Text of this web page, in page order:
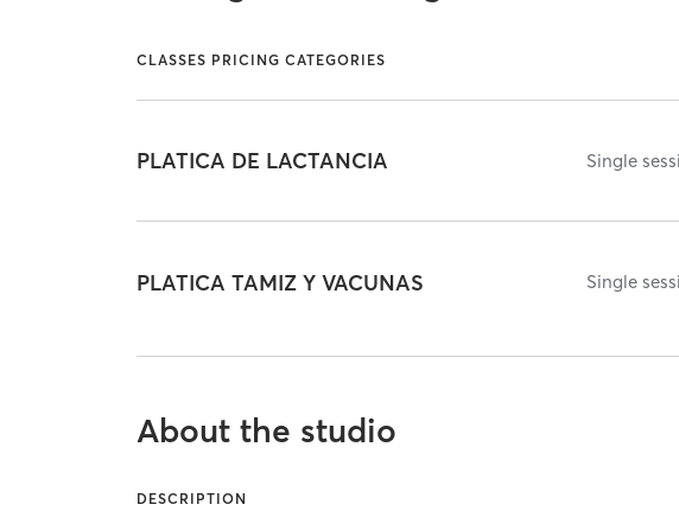
CLASSES PRICING CATEGORIES
PLATICA DE LACTANCIA Single
PLATICA TAMIZ Y VACUNAS Single
About the studio
DESCRIPTION